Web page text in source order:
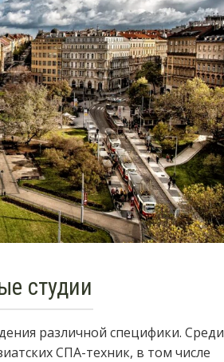
студии
различной специфики. Среди
СПА-техник, в том числе